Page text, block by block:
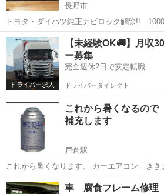
長野市
トヨタ・ダイハツ純正ナビロック解除!!
可能!! 長野県全域対応可能!! ・パスワード忘れ、バッテリーの取り交
換等により、セキュリティロックが、 かか
要な8桁の...
長野 長野市 車検
【未経験OK🚚】月収
ー募集
完全週休2日で安定転職
ドライバーダイレクト
これから暑くなるの
補充します
戸倉駅
これから暑くなります。 カーエアコン きき
ス 補充します。 1台2,000円〜 車検も
長野 千曲市 戸倉駅 カー
車 腐食フレーム修